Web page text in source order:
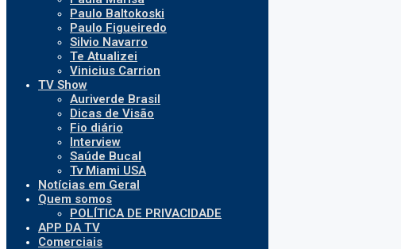
Paulo Baltokoski
Paulo Figueiredo
Silvio Navarro
Te Atualizei
Vinicius Carrion
TV Show
Auriverde Brasil
Dicas de Visão
Fio diário
Interview
Saúde Bucal
Tv Miami USA
Notícias em Geral
Quem somos
POLÍTICA DE PRIVACIDADE
APP DA TV
Comerciais